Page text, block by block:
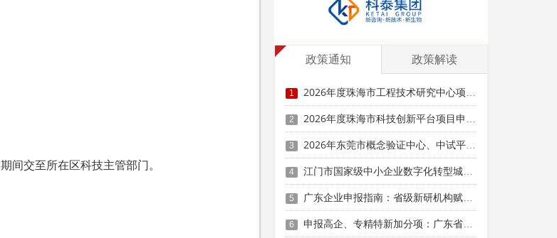
期间交至所在区科技主管部门。
政策通知 政策解读
1 2026年度珠海市工程技术研究中心项目申报时间、条件要求
2 2026年度珠海市科技创新平台项目申报时间、条件要求、补助奖励
3 2026年东莞市概念验证中心、中试平台支持措施奖励申报时间、条件要求、奖补标准
4 江门市国家级中小企业数字化转型城市试点数字化项目（第一批）入库申报时间、条件要求、补助奖励
5 广东企业申报指南：省级新研机构赋能高企、专精特新、重大专项
6 申报高企、专精特新加分项：广东省名优高新技术产品攻略